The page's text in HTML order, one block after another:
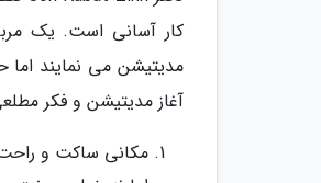
مدیتیشن می نمایند اما
آغاز مدیتیشن و فکر
مکانی ساکت و